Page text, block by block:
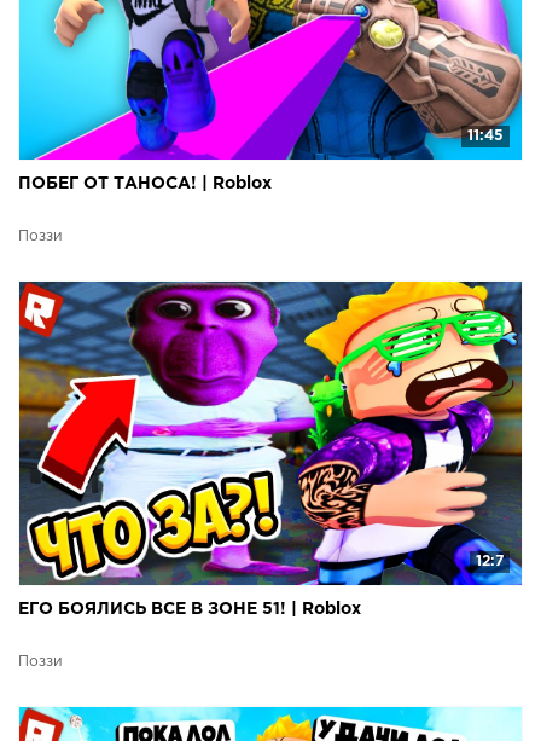
11:45
ПОБЕГ ОТ ТАНОСА! | Roblox
Поззи
12:7
ЕГО БОЯЛИСЬ ВСЕ В ЗОНЕ 51! | Roblox
Поззи